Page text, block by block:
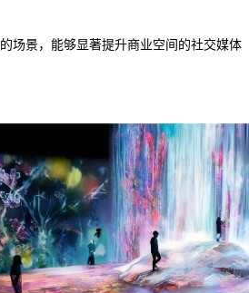
的场景，能够显著提升商业空间的社交媒体